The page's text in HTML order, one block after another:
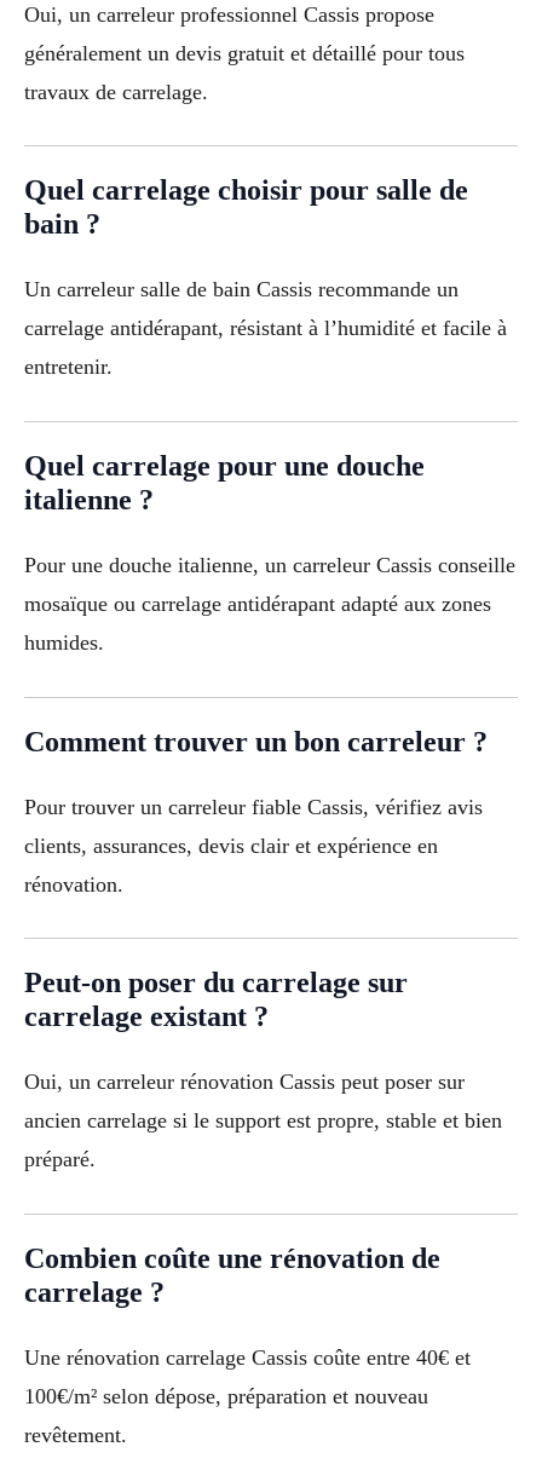
Oui, un carreleur professionnel Cassis propose
généralement un devis gratuit et détaillé pour tous
travaux de carrelage.
Quel carrelage choisir pour salle de
bain ?
Un carreleur salle de bain Cassis recommande un
carrelage antidérapant, résistant à l’humidité et facile à
entretenir.
Quel carrelage pour une douche
italienne ?
Pour une douche italienne, un carreleur Cassis conseille
mosaïque ou carrelage antidérapant adapté aux zones
humides.
Comment trouver un bon carreleur ?
Pour trouver un carreleur fiable Cassis, vérifiez avis
clients, assurances, devis clair et expérience en
rénovation.
Peut-on poser du carrelage sur
carrelage existant ?
Oui, un carreleur rénovation Cassis peut poser sur
ancien carrelage si le support est propre, stable et bien
préparé.
Combien coûte une rénovation de
carrelage ?
Une rénovation carrelage Cassis coûte entre 40€ et
100€/m² selon dépose, préparation et nouveau
revêtement.